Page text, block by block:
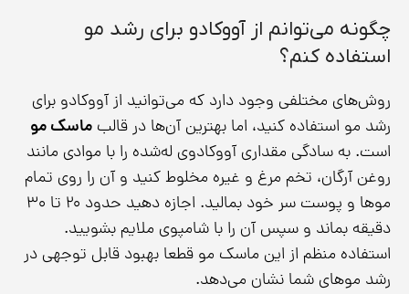
چگونه می‌توانم از آووکادو برای رشد مو
استفاده کنم؟
روش‌های مختلفی وجود دارد که می‌توانید از آووکادو برای
رشد مو استفاده کنید، اما بهترین آن‌ها در قالب ماسک مو
است. به سادگی مقداری آووکادوی له‌شده را با موادی مانند
روغن آرگان، تخم مرغ و غیره مخلوط کنید و آن را روی تمام
موها و پوست سر خود بمالید. اجازه دهید حدود ۲۰ تا ۳۰
دقیقه بماند و سپس آن را با شامپوی ملایم بشویید.
استفاده منظم از این ماسک مو قطعا بهبود قابل توجهی در
رشد موهای شما نشان می‌دهد.